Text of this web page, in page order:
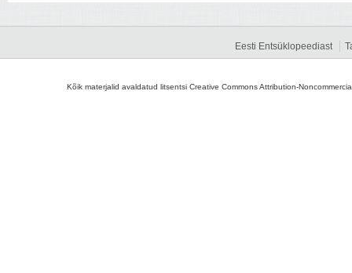
Eesti Entsüklopeediast
Kõik materjalid avaldatud litsentsi Creative Commons Attribution-